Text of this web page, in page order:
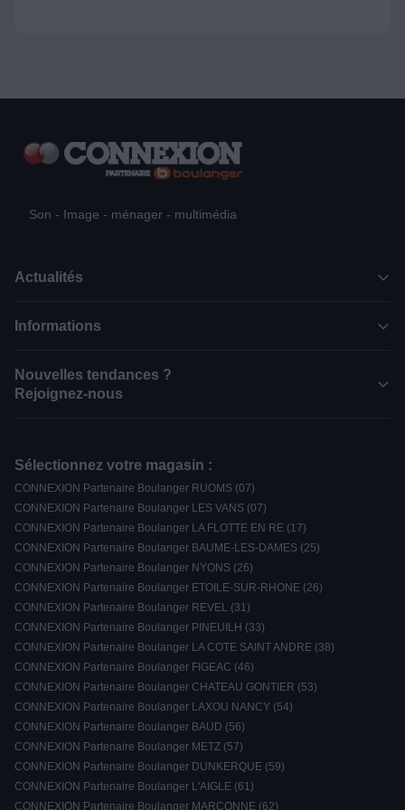
Son - Image - ménager - multimédia
Actualités
Informations
Nouvelles tendances ?
Rejoignez-nous
Sélectionnez votre magasin :
CONNEXION Partenaire Boulanger RUOMS (07)
CONNEXION Partenaire Boulanger LES VANS (07)
CONNEXION Partenaire Boulanger LA FLOTTE EN RE (17)
CONNEXION Partenaire Boulanger BAUME-LES-DAMES (25)
CONNEXION Partenaire Boulanger NYONS (26)
CONNEXION Partenaire Boulanger ETOILE-SUR-RHONE (26)
CONNEXION Partenaire Boulanger REVEL (31)
CONNEXION Partenaire Boulanger PINEUILH (33)
CONNEXION Partenaire Boulanger LA COTE SAINT ANDRE (38)
CONNEXION Partenaire Boulanger FIGEAC (46)
CONNEXION Partenaire Boulanger CHATEAU GONTIER (53)
CONNEXION Partenaire Boulanger LAXOU NANCY (54)
CONNEXION Partenaire Boulanger BAUD (56)
CONNEXION Partenaire Boulanger METZ (57)
CONNEXION Partenaire Boulanger DUNKERQUE (59)
CONNEXION Partenaire Boulanger L'AIGLE (61)
CONNEXION Partenaire Boulanger MARCONNE (62)